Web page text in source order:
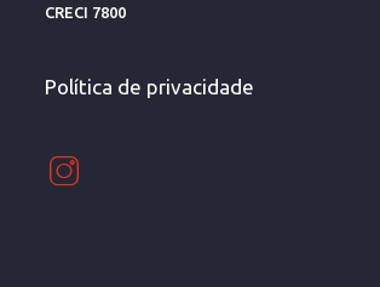
CRECI 7800
Política de privacidade